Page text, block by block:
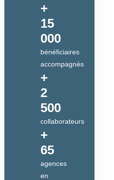
+
15
000
bénéficiaires
accompagnés
+
2
500
collaborateurs
+
65
agences
en